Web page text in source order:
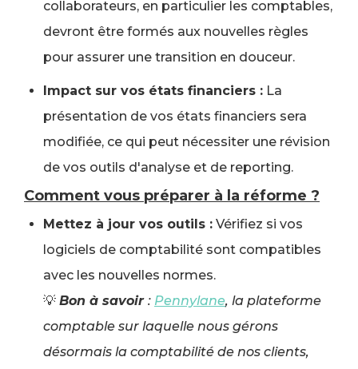
collaborateurs, en particulier les comptables,
devront être formés aux nouvelles règles
pour assurer une transition en douceur.
Impact sur vos états financiers : La
présentation de vos états financiers sera
modifiée, ce qui peut nécessiter une révision
de vos outils d'analyse et de reporting.
Comment vous préparer à la réforme ?
Mettez à jour vos outils : Vérifiez si vos
logiciels de comptabilité sont compatibles
avec les nouvelles normes.
💡 Bon à savoir : Pennylane, la plateforme
comptable sur laquelle nous gérons
désormais la comptabilité de nos clients,